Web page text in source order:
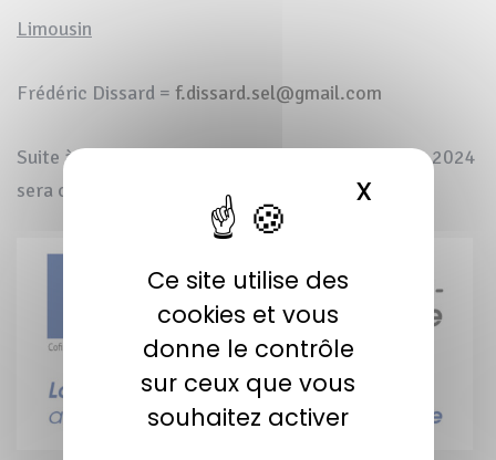
Ce site utilise des
cookies et vous
donne le contrôle
sur ceux que vous
souhaitez activer
X
Limousin
Frédéric Dissard = f.dissard.sel@gmail.com
Suite à ces trois comité, un programme d’actions 2024
sera construit à l’échelle Nouvelle-Aquitaine.